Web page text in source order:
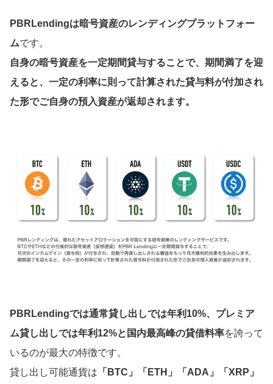
PBRLendingは暗号資産のレンディングプラットフォー
ムです。
自身の暗号資産を一定期間貸与することで、期間満了を迎
えると、一定の利率に則って計算された貸与料が付加され
た形でご自身の預入資産が返却されます。
PBRLendingでは通常貸し出しでは年利10%、プレミア
ム貸し出しでは年利12%と 国内最高峰の貸借料率を誇って
いるのが最大の特徴です。
貸し出し可能通貨は 「BTC」「ETH」「ADA」「XRP」